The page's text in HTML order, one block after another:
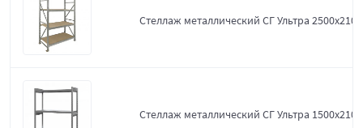
Стеллаж металлический СГ Ультра
Стеллаж металлический СГ Ультра